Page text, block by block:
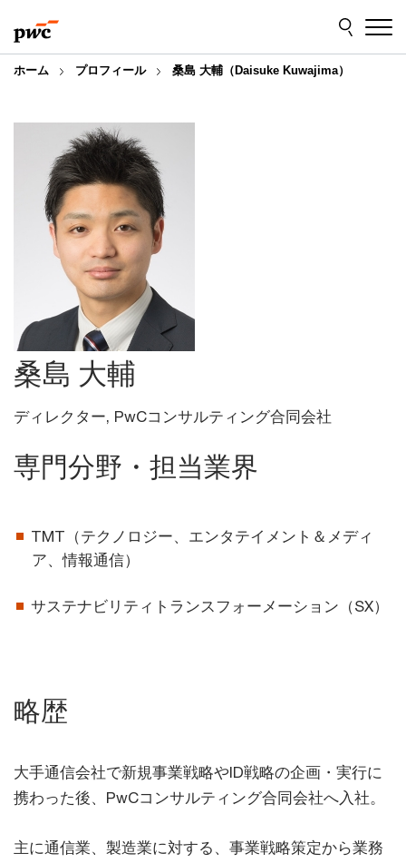
to
content
to
footer
ホーム プロフィール 桑島 大輔（Daisuke Kuwajima）
桑島 大輔
ディレクター, PwCコンサルティング合同会社
専門分野・担当業界
TMT（テクノロジー、エンタテイメント＆メディ
ア、情報通信）
サステナビリティトランスフォーメーション（SX）
略歴
大手通信会社で新規事業戦略やID戦略の企画・実行に
携わった後、PwCコンサルティング合同会社へ入社。
主に通信業、製造業に対する、事業戦略策定から業務